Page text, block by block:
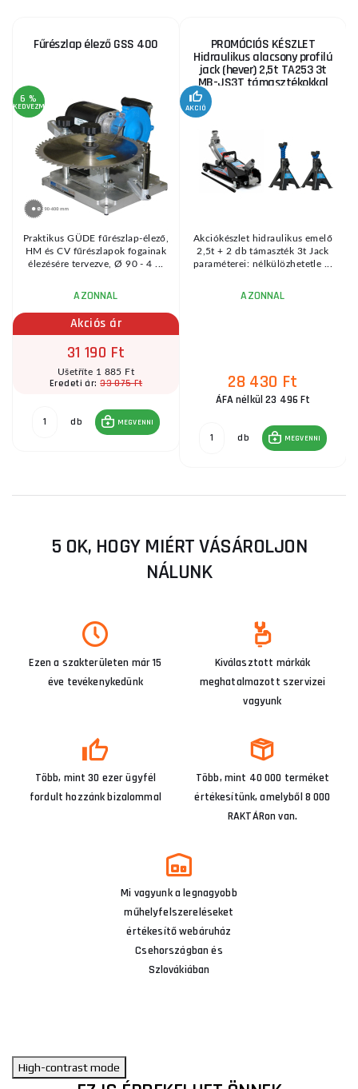
Fűrészlap élező GSS 400
6 %
KEDVEZMÉNY
Praktikus GÜDE fűrészlap-élező,
HM és CV fűrészlapok fogainak
élezésére tervezve, Ø 90 - 4 ...
AZONNAL
Akciós ár
31 190 Ft
Ušetříte 1 885 Ft
Eredeti ár:33 075 Ft
db MEGVENNI
PROMÓCIÓS KÉSZLET
Hidraulikus alacsony profilú
jack (hever) 2,5t TA253 3t
MB-JS3T támasztékokkal
AKCIÓ
Akciókészlet hidraulikus emelő
2,5t + 2 db támaszték 3t Jack
paraméterei: nélkülözhetetle ...
AZONNAL
28 430 Ft
ÁFA nélkül 23 496 Ft
db MEGVENNI
5 OK, HOGY MIÉRT VÁSÁROLJON
NÁLUNK
Ezen a szakterületen már 15
éve tevékenykedünk
Kiválasztott márkák
meghatalmazott szervizei
vagyunk
Több, mint 30 ezer ügyfél
fordult hozzánk bizalommal
Több, mint 40 000 terméket
értékesítünk, amelyből 8 000
RAKTÁRon van.
Mi vagyunk a legnagyobb
műhelyfelszereléseket
értékesítő webáruház
Csehországban és
Szlovákiában
High-contrast mode